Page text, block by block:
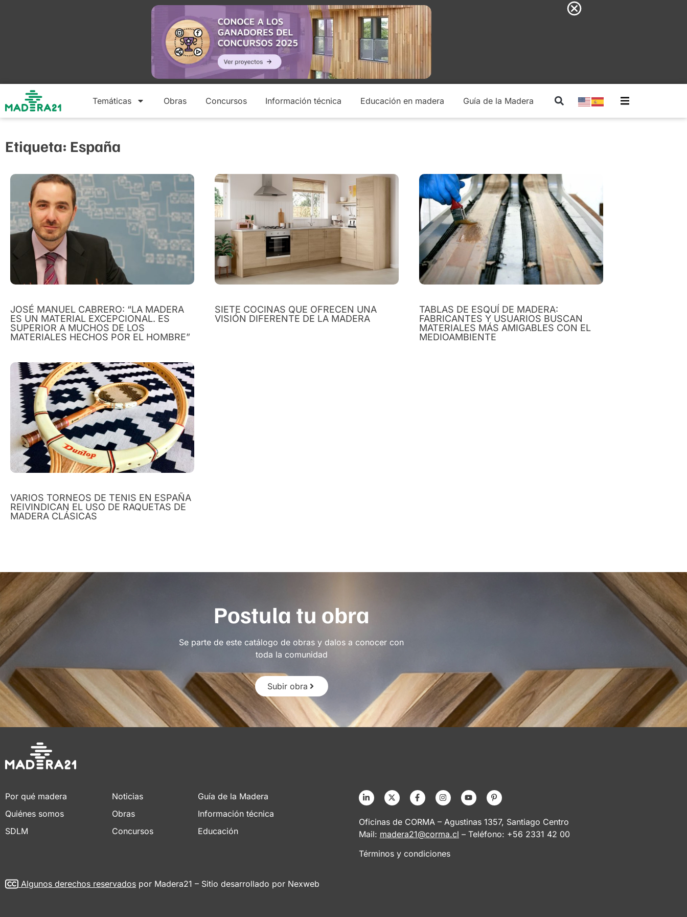
Temáticas Obras Concursos Información técnica Educación en madera Guía de la Madera
Etiqueta: España
JOSÉ MANUEL CABRERO: “LA MADERA
ES UN MATERIAL EXCEPCIONAL. ES
SUPERIOR A MUCHOS DE LOS
MATERIALES HECHOS POR EL HOMBRE”
SIETE COCINAS QUE OFRECEN UNA
VISIÓN DIFERENTE DE LA MADERA
TABLAS DE ESQUÍ DE MADERA:
FABRICANTES Y USUARIOS BUSCAN
MATERIALES MÁS AMIGABLES CON EL
MEDIOAMBIENTE
VARIOS TORNEOS DE TENIS EN ESPAÑA
REIVINDICAN EL USO DE RAQUETAS DE
MADERA CLÁSICAS
Postula tu obra
Se parte de este catálogo de obras y dalos a conocer con
toda la comunidad
Subir obra
Por qué madera
Quiénes somos
SDLM
Noticias
Obras
Concursos
Guía de la Madera
Información técnica
Educación
Oficinas de CORMA – Agustinas 1357, Santiago Centro
Mail: madera21@corma.cl – Teléfono: +56 2331 42 00
Términos y condiciones
Algunos derechos reservados por Madera21 – Sitio desarrollado por Nexweb